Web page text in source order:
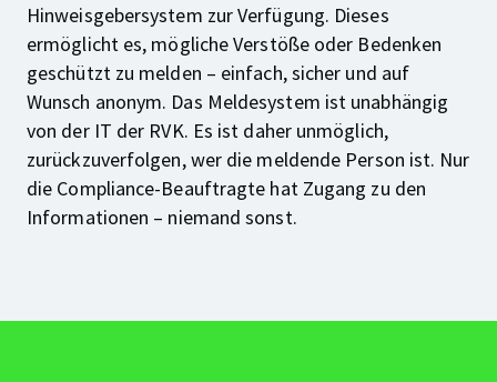
Hinweisgebersystem zur Verfügung. Dieses
ermöglicht es, mögliche Verstöße oder Bedenken
geschützt zu melden – einfach, sicher und auf
Wunsch anonym. Das Meldesystem ist unabhängig
von der IT der RVK. Es ist daher unmöglich,
zurückzuverfolgen, wer die meldende Person ist. Nur
die Compliance-Beauftragte hat Zugang zu den
Informationen – niemand sonst.